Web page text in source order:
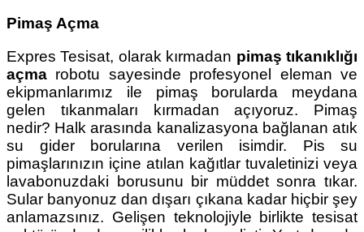
Pimaş Açma
Expres Tesisat, olarak kırmadan pimaş tıkanıklığı
açma robotu sayesinde profesyonel eleman ve
ekipmanlarımız ile pimaş borularda meydana
gelen tıkanmaları kırmadan açıyoruz. Pimaş
nedir? Halk arasında kanalizasyona bağlanan atık
su gider borularına verilen isimdir. Pis su
pimaşlarınızın içine atılan kağıtlar tuvaletinizi veya
lavabonuzdaki borusunu bir müddet sonra tıkar.
Sular banyonuz dan dışarı çıkana kadar hiçbir şey
anlamazsınız. Gelişen teknolojiyle birlikte tesisat